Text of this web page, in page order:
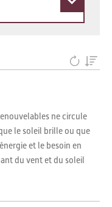
ne circule
le soleil brille ou que
et le besoin en
du vent et du soleil